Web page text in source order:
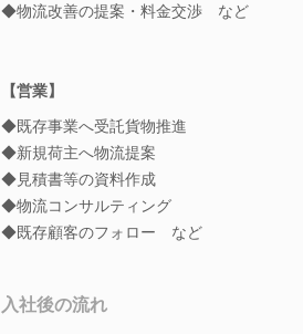
◆物流改善の提案・料金交渉 など
【営業】
◆既存事業へ受託貨物推進
◆新規荷主へ物流提案
◆見積書等の資料作成
◆物流コンサルティング
◆既存顧客のフォロー など
入社後の流れ